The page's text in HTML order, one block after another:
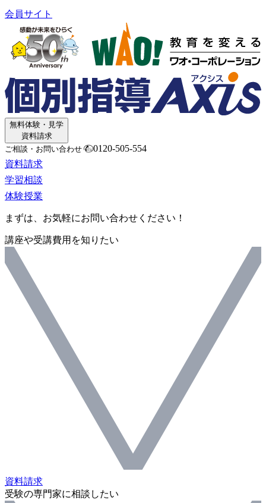
会員サイト
無料体験・見学
資料請求
ご相談・お問い合わせ
0120-505-554
資料請求
学習相談
体験授業
まずは、お気軽にお問い合わせください！
講座や受講費用を知りたい
資料請求
受験の専門家に相談したい